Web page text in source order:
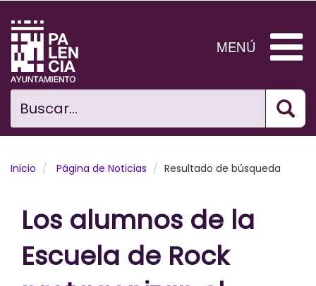
contenido
principal
Buscar...
MENÚ
Ciudad
El Ayuntamiento
Noticias
Areas municipales
Tramita
Inicio Página de Noticias Resultado de búsqueda
Los alumnos de la
Escuela de Rock